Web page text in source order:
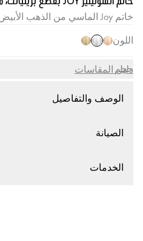
خاتم Joy الماسي من الذهب الأبيض
اللون
دليل المقاسات
حجم
الوصف والتفاصيل
الصيانة
الخدمات